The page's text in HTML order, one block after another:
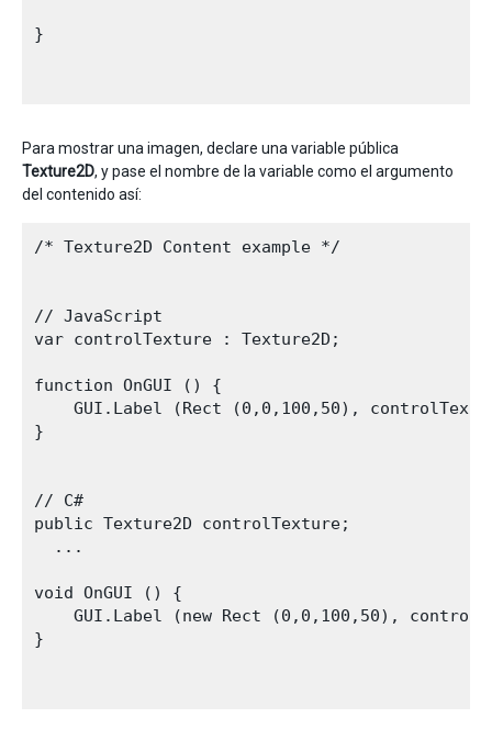
}
Para mostrar una imagen, declare una variable pública
Texture2D, y pase el nombre de la variable como el argumento
del contenido así:
/* Texture2D Content example */
// JavaScript
var controlTexture : Texture2D;
function OnGUI () {
GUI.Label (Rect (0,0,100,50),
}
// C#
public Texture2D controlTexture;
  ...
void OnGUI () {
GUI.Label (new Rect (0,0,100,50),
}